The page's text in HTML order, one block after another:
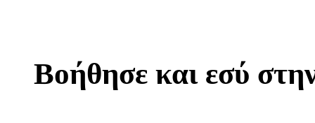
Βοήθησε και εσύ